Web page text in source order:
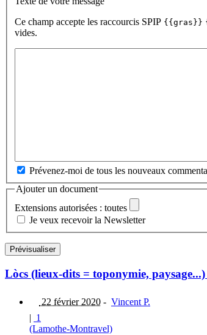
Ce champ accepte les raccourcis SPIP {{gras}}
vides.
Prévenez-moi de tous les nouveaux
Ajouter un document
Extensions autorisées : toutes
Je veux recevoir la Newsletter
Lòcs (lieux-dits = toponymie, paysage...)
22 février 2020 - Vincent P.
| 1
(Lamothe-Montravel)